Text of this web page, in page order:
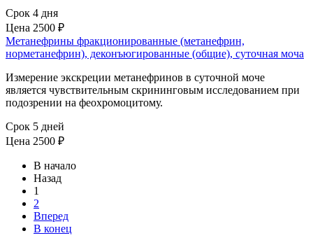
Срок 4 дня
Цена 2500 ₽
Метанефрины фракционированные (метанефрин,
норметанефрин), деконъюгированные (общие), суточная моча
Измерение экскреции метанефринов в суточной моче
является чувствительным скрининговым исследованием при
подозрении на феохромоцитому.
Срок 5 дней
Цена 2500 ₽
В начало
Назад
1
2
Вперед
В конец